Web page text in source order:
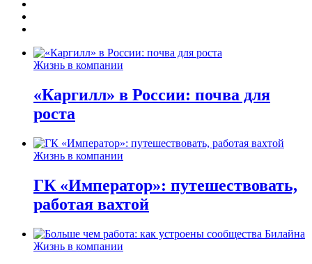
Жизнь в компании
«Каргилл» в России: почва для
роста
Жизнь в компании
ГК «Император»: путешествовать,
работая вахтой
Жизнь в компании